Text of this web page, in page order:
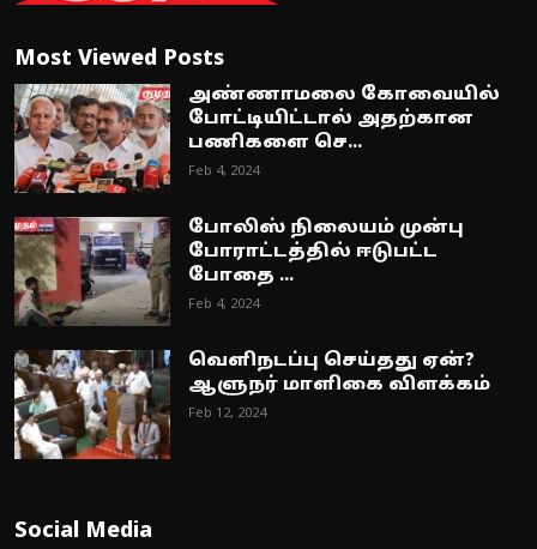
Most Viewed Posts
அண்ணாமலை கோவையில்
போட்டியிட்டால் அதற்கான
பணிகளை செ...
Feb 4, 2024
போலிஸ் நிலையம் முன்பு
போராட்டத்தில் ஈடுபட்ட
போதை ...
Feb 4, 2024
வெளிநடப்பு செய்தது ஏன்?
ஆளுநர் மாளிகை விளக்கம்
Feb 12, 2024
Social Media